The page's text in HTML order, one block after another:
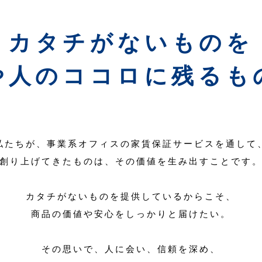
カタチがないものを
人のココロに残るも
たちが、事業系オフィスの家賃保証サービスを通して
創り上げてきたものは、その価値を生み出すことです。
カタチがないものを提供しているからこそ、
商品の価値や安心をしっかりと届けたい。
その思いで、人に会い、信頼を深め、